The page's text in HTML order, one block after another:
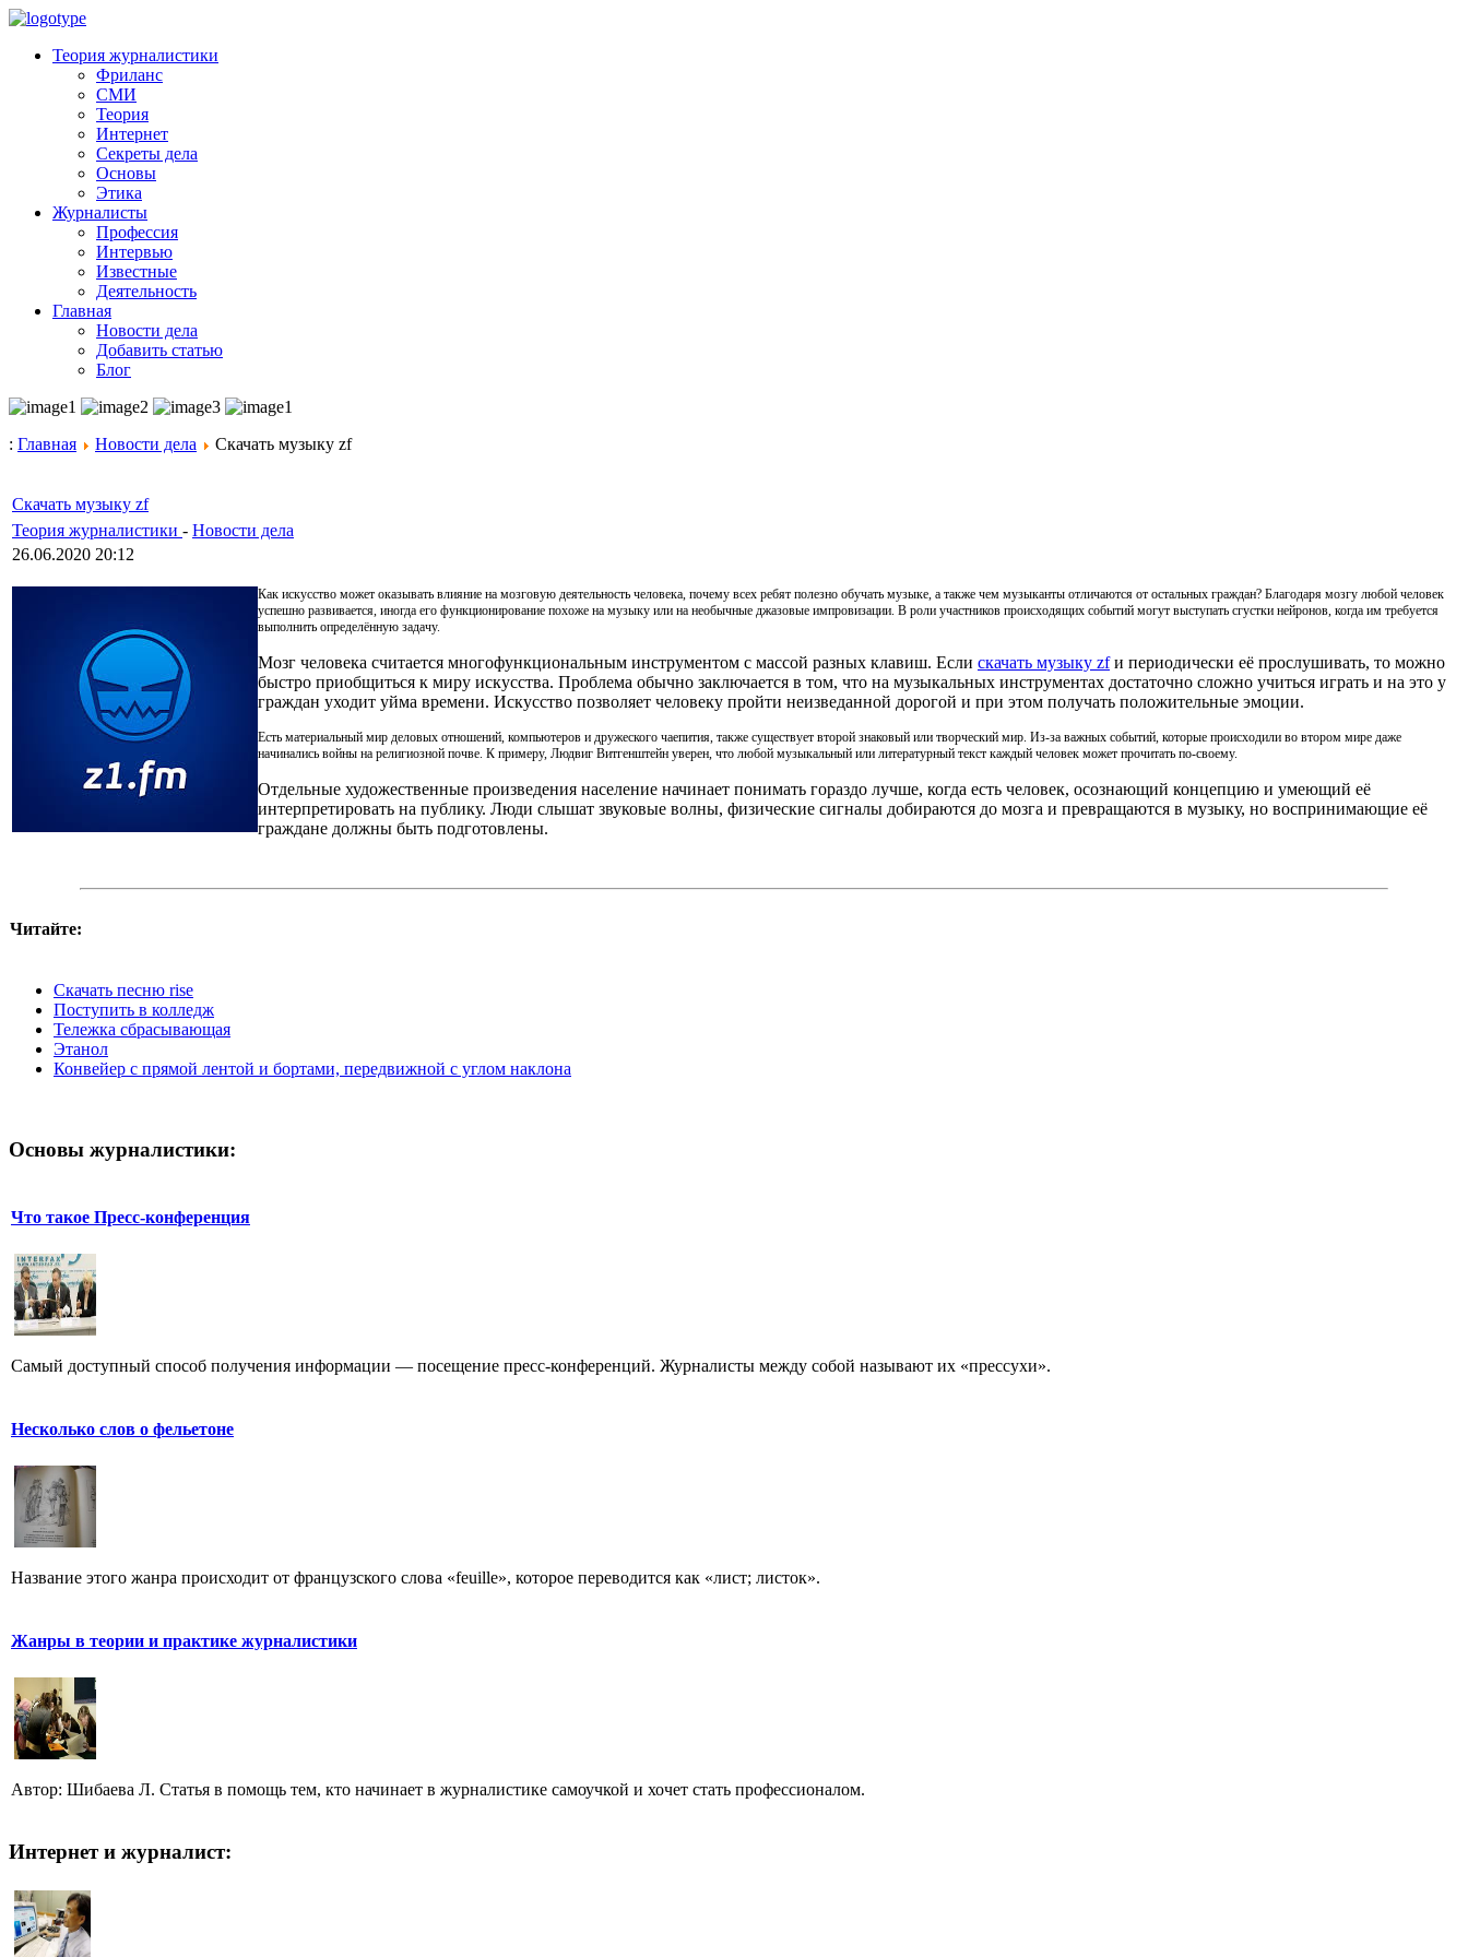
Теория журналистики
Фриланс
СМИ
Теория
Интернет
Секреты дела
Основы
Этика
Журналисты
Профессия
Интервью
Известные
Деятельность
Главная
Новости дела
Добавить статью
Блог
: Главная Новости дела Скачать музыку zf
Скачать музыку zf
Теория журналистики - Новости дела
26.06.2020 20:12
Как искусство может оказывать влияние на мозговую деятельность человека, почему всех ребят полезно обучать музыке, а также чем музыканты отличаются от остальных граждан? Благодаря мозгу любой человек
успешно развивается, иногда его функционирование похоже на музыку или на необычные джазовые импровизации. В роли участников происходящих событий могут выступать сгустки нейронов, когда им требуется
выполнить определённую задачу.
Мозг человека считается многофункциональным инструментом с массой разных клавиш. Если скачать музыку zfи периодически её прослушивать, то можно
быстро приобщиться к миру искусства. Проблема обычно заключается в том, что на музыкальных инструментах достаточно сложно учиться играть и на это у
граждан уходит уйма времени. Искусство позволяет человеку пройти неизведанной дорогой и при этом получать положительные эмоции.
Есть материальный мир деловых отношений, компьютеров и дружеского чаепития, также существует второй знаковый или творческий мир. Из-за важных событий, которые происходили во втором мире даже
начинались войны на религиозной почве. К примеру, Людвиг Витгенштейн уверен, что любой музыкальный или литературный текст каждый человек может прочитать по-своему.
Отдельные художественные произведения население начинает понимать гораздо лучше, когда есть человек, осознающий концепцию и умеющий её
интерпретировать на публику. Люди слышат звуковые волны, физические сигналы добираются до мозга и превращаются в музыку, но воспринимающие её
граждане должны быть подготовлены.
Читайте:
Скачать песню rise
Поступить в колледж
Тележка сбрасывающая
Этанол
Конвейер с прямой лентой и бортами, передвижной с углом наклона
Основы журналистики:
Что такое Пресс-конференция
Самый доступный способ получения информации — посещение пресс-конференций. Журналисты между собой называют их «прессухи».
Несколько слов о фельетоне
Название этого жанра происходит от французского слова «feuille», которое переводится как «лист; листок».
Жанры в теории и практике журналистики
Автор: Шибаева Л. Статья в помощь тем, кто начинает в журналистике самоучкой и хочет стать профессионалом.
Интернет и журналист: